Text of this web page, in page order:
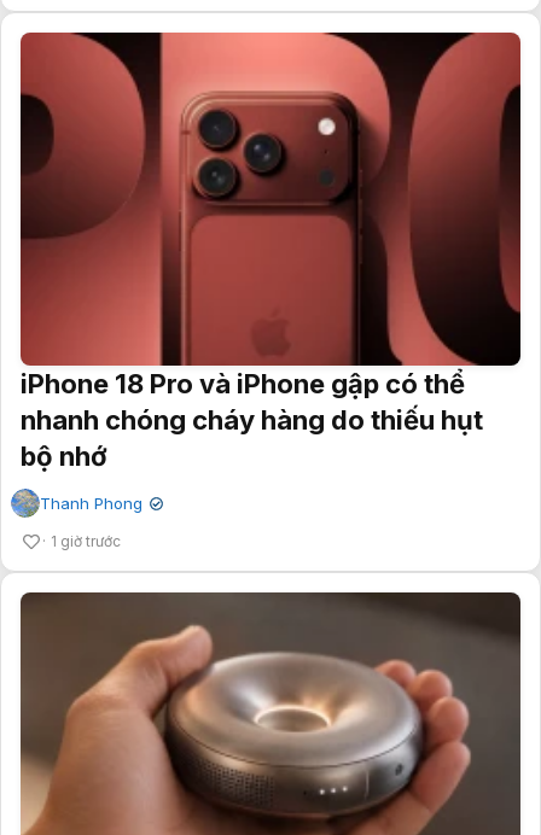
iPhone 18 Pro và iPhone gập có thể
nhanh chóng cháy hàng do thiếu hụt
bộ nhớ
Thanh Phong ✔
1 giờ trước